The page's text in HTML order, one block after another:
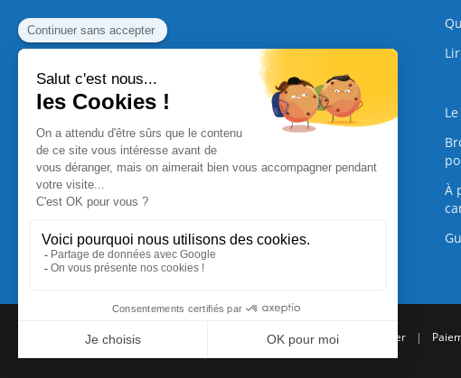
À
Commande Papier Qui sommes nous | Nous contacter |